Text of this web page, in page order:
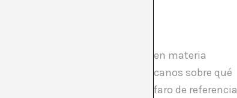
se discute o puede apreciarse en materia
en países sudamericanos sobre qué
como una especie de faro de referencia